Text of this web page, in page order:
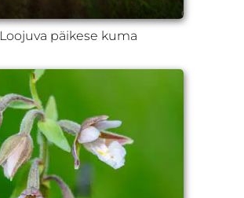
Loojuva päikese kuma